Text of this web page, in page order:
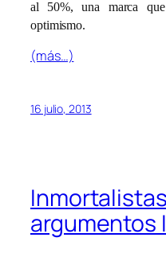
al 50%, una marca
optimismo.
(más…)
16 julio, 2013
argumentos I